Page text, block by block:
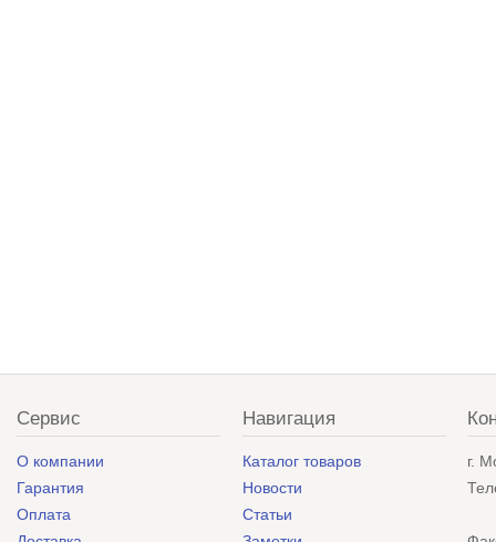
Сервис
О компании
Гарантия
Оплата
Навигация
Каталог товаров
Новости
Статьи
г.